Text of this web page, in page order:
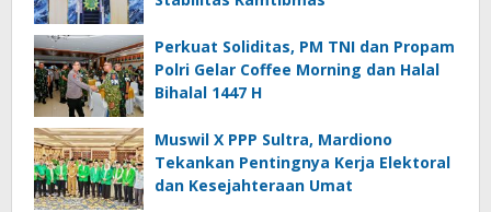
Perkuat Soliditas, PM TNI dan Propam
Polri Gelar Coffee Morning dan Halal
Bihalal 1447 H
Muswil X PPP Sultra, Mardiono
Tekankan Pentingnya Kerja Elektoral
dan Kesejahteraan Umat